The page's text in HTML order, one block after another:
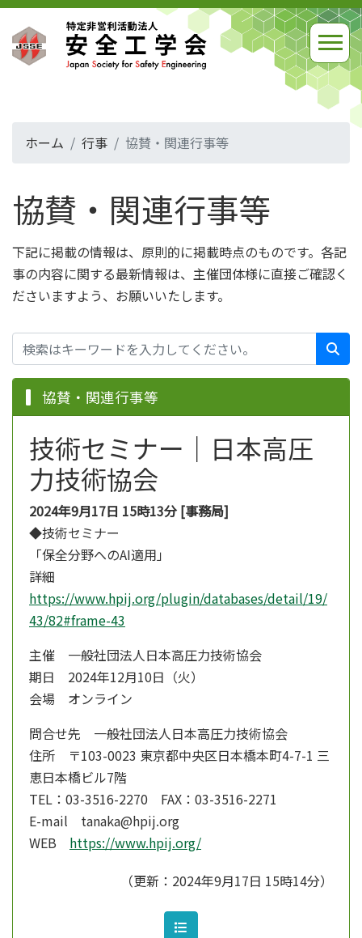
ホーム 行事 協賛・関連行事等
協賛・関連行事等
下記に掲載の情報は、原則的に掲載時点のものです。各記
事の内容に関する最新情報は、主催団体様に直接ご確認く
ださいますよう、お願いいたします。
協賛・関連行事等
技術セミナー｜日本高圧
力技術協会
2024年9月17日 15時13分 [事務局]
◆技術セミナー
「保全分野へのAI適用」
詳細
https://www.hpij.org/plugin/databases/detail/19/
43/82#frame-43
主催 一般社団法人日本高圧力技術協会
期日 2024年12月10日（火）
会場 オンライン
問合せ先 一般社団法人日本高圧力技術協会
住所 〒103-0023 東京都中央区日本橋本町4-7-1 三
恵日本橋ビル7階
TEL：03-3516-2270 FAX：03-3516-2271
E-mail tanaka@hpij.org
WEB https://www.hpij.org/
（更新：2024年9月17日 15時14分）